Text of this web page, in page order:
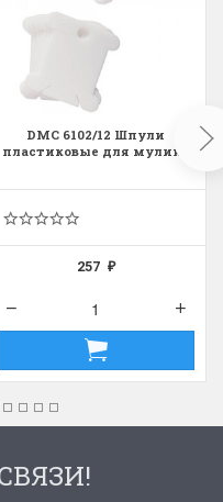
DMC 6102/12 Шпули
пластиковые для мулине
257₽